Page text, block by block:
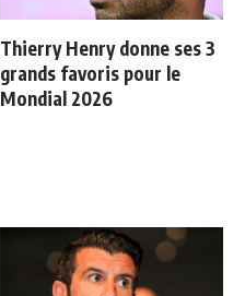
Thierry Henry donne ses 3
grands favoris pour le
Mondial 2026